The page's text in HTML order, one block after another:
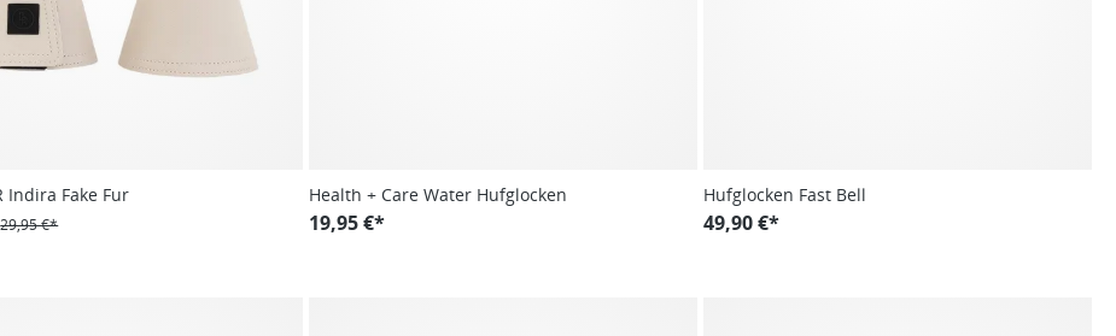
Indira Fake Fur
29,95 €*
Health + Care Water Hufglocken
19,95 €*
Hufglocken Fast Bell
49,90 €*